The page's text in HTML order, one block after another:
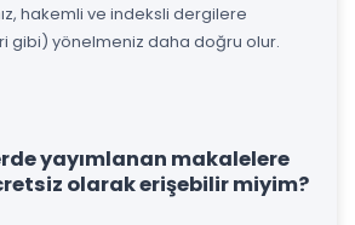
hakemli ve indeksli dergilere
gibi) yönelmeniz daha doğru olur.
yayımlanan makalelere
olarak erişebilir miyim?